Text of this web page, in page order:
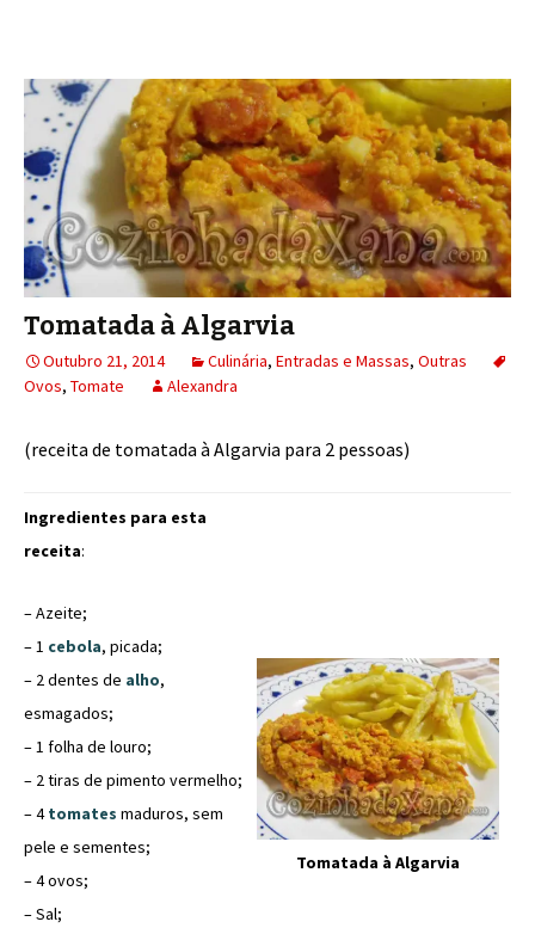
Tomatada à Algarvia
Outubro 21, 2014 Culinária, Entradas e Massas, Outras
Ovos, Tomate Alexandra
(receita de tomatada à Algarvia para 2 pessoas)
Ingredientes para esta
receita:
– Azeite;
– 1 cebola, picada;
– 2 dentes de alho,
esmagados;
– 1 folha de louro;
– 2 tiras de pimento vermelho;
– 4tomates maduros, sem
pele e sementes;
– 4 ovos;
– Sal;
Tomatada à Algarvia